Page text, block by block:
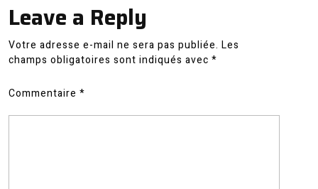
Leave a Reply
Votre adresse e-mail ne sera pas publiée. Les
champs obligatoires sont indiqués avec *
Commentaire *